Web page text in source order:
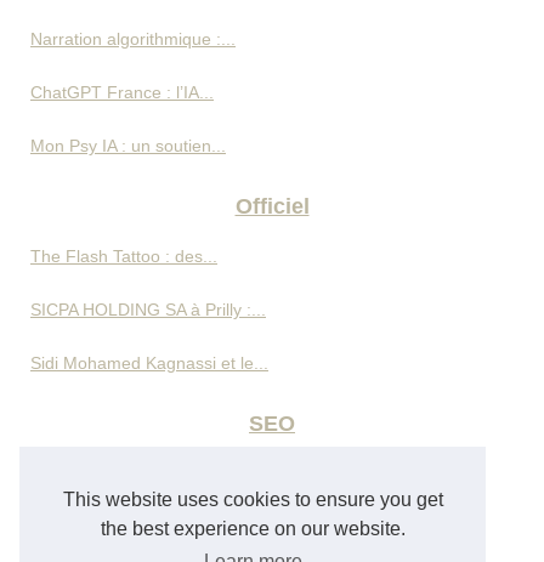
This website uses cookies to ensure you get
the best experience on our website.
Narration algorithmique :...
ChatGPT France : l’IA...
Mon Psy IA : un soutien...
Officiel
The Flash Tattoo : des...
SICPA HOLDING SA à Prilly :...
Sidi Mohamed Kagnassi et le...
SEO
Gestion d’avis clients pour...